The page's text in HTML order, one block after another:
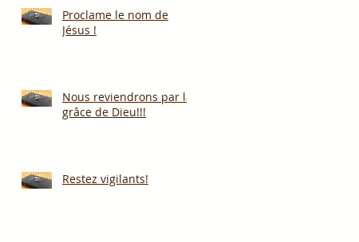
Proclame le nom de
Jésus !
Nous reviendrons par la
grâce de Dieu!!!
Restez vigilants!